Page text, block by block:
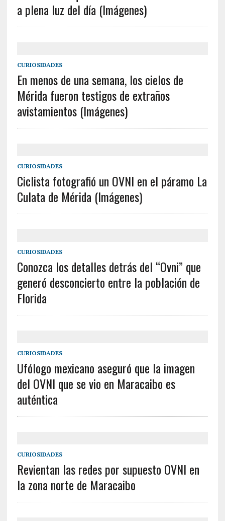
a plena luz del día (Imágenes)
CURIOSIDADES
En menos de una semana, los cielos de
Mérida fueron testigos de extraños
avistamientos (Imágenes)
CURIOSIDADES
Ciclista fotografió un OVNI en el páramo La
Culata de Mérida (Imágenes)
CURIOSIDADES
Conozca los detalles detrás del “Ovni” que
generó desconcierto entre la población de
Florida
CURIOSIDADES
Ufólogo mexicano aseguró que la imagen
del OVNI que se vio en Maracaibo es
auténtica
CURIOSIDADES
Revientan las redes por supuesto OVNI en
la zona norte de Maracaibo